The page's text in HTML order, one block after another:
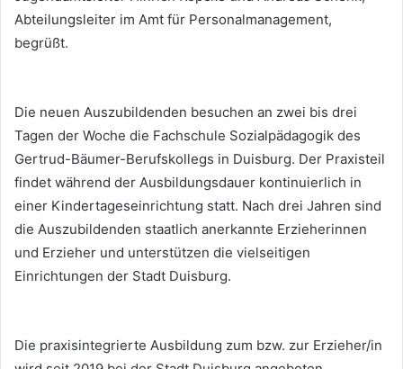
Abteilungsleiter im Amt für Personalmanagement,
begrüßt.
Die neuen Auszubildenden besuchen an zwei bis drei
Tagen der Woche die Fachschule Sozialpädagogik des
Gertrud-Bäumer-Berufskollegs in Duisburg. Der Praxisteil
findet während der Ausbildungsdauer kontinuierlich in
einer Kindertageseinrichtung statt. Nach drei Jahren sind
die Auszubildenden staatlich anerkannte Erzieherinnen
und Erzieher und unterstützen die vielseitigen
Einrichtungen der Stadt Duisburg.
Die praxisintegrierte Ausbildung zum bzw. zur Erzieher/in